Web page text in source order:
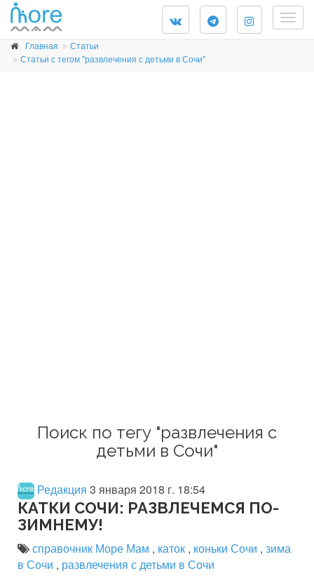
Главная
Статьи
Статьи с тегом "развлечения с детьми в Сочи"
Поиск по тегу "развлечения с
детьми в Сочи"
Редакция 3 января 2018 г. 18:54
КАТКИ СОЧИ: РАЗВЛЕЧЕМСЯ ПО-
ЗИМНЕМУ!
справочник Море Мам , каток , коньки Сочи , зима
в Сочи , развлечения с детьми в Сочи